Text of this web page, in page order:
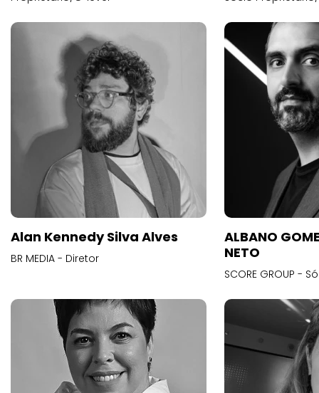
Alan Kennedy Silva Alves
BR MEDIA - Diretor
ALBANO
NETO
SCORE GROUP -